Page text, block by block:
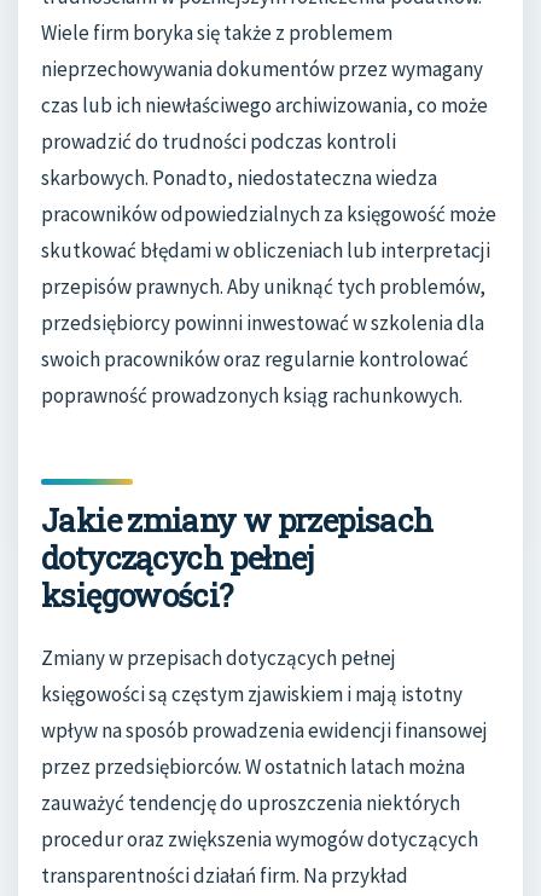
Wiele firm boryka się także z problemem
nieprzechowywania dokumentów przez wymagany
czas lub ich niewłaściwego archiwizowania, co może
prowadzić do trudności podczas kontroli
skarbowych. Ponadto, niedostateczna wiedza
pracowników odpowiedzialnych za księgowość może
skutkować błędami w obliczeniach lub interpretacji
przepisów prawnych. Aby uniknąć tych problemów,
przedsiębiorcy powinni inwestować w szkolenia dla
swoich pracowników oraz regularnie kontrolować
poprawność prowadzonych ksiąg rachunkowych.
Jakie zmiany w przepisach
dotyczących pełnej
księgowości?
Zmiany w przepisach dotyczących pełnej
księgowości są częstym zjawiskiem i mają istotny
wpływ na sposób prowadzenia ewidencji finansowej
przez przedsiębiorców. W ostatnich latach można
zauważyć tendencję do uproszczenia niektórych
procedur oraz zwiększenia wymogów dotyczących
transparentności działań firm. Na przykład